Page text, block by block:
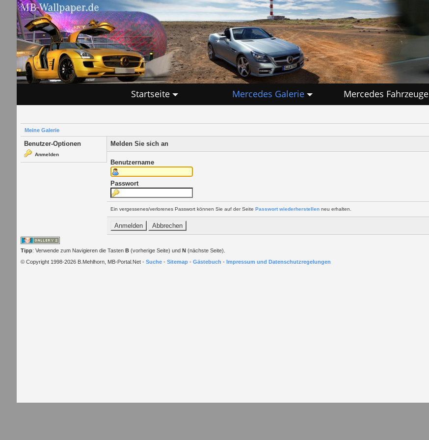
Startseite Mercedes Galerie Mercedes Fahrzeuge
Meine Galerie
Benutzer-Optionen
Anmelden
Melden Sie sich an
Benutzername
Passwort
Ein vergessenes/verlorenes Passwort können Sie auf der Seite Passwort wiederherstellenneu erhalten.
Tipp: Verwende zum Navigieren die Tasten B(vorherige Seite) und N(nächste Seite).
© Copyright 1998-2026 B.Mehlhorn, MB-Portal.Net - Suche- Sitemap- Gästebuch - Impressum und Datenschutzregelungen